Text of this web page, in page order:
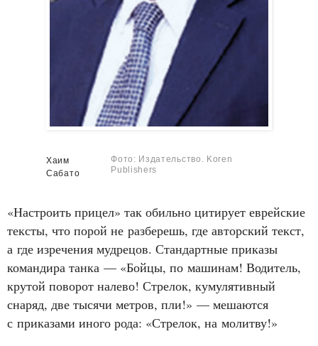
Хаим
Сабато
Фото: Издательство. Koren
Publishers
«Настроить прицел» так обильно цитирует еврейские
тексты, что порой не разберешь, где авторский текст,
а где изречения мудрецов. Стандартные приказы
командира танка — «Бойцы, по машинам! Водитель,
крутой поворот налево! Стрелок, кумулятивный
снаряд, две тысячи метров, пли!» — мешаются
с приказами иного рода: «Стрелок, на молитву!»